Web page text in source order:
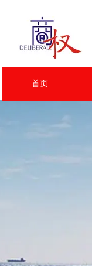
首页